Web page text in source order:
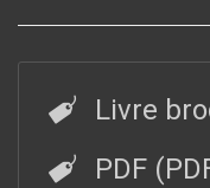
Livre
PDF